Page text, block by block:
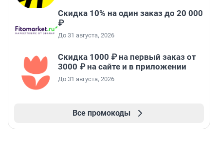
Скидка 10% на один заказ до 20 000
₽
До 31 августа, 2026
Скидка 1000 ₽ на первый заказ от
3000 ₽ на сайте и в приложении
До 31 августа, 2026
Все промокоды